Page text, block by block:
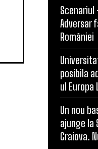
Scenariul
Adversar
României
posibila
ul Europa
Un nou
ajunge la
Craiova.